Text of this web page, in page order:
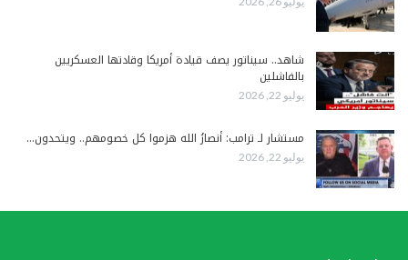
شاهد.. سيناتور يصف قيادة أمريكا وقادتها العسكريين
بالفاشلين
يوليو 22, 2026
مستشار لـ ترامب: أنصارُ الله هزموا كل خصومهم.. ويتحدون…
يوليو 22, 2026